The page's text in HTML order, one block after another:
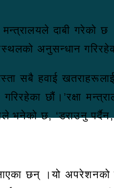
दाबी गरेको
अनुसन्धान
सबै हवाई
छौं।’रक्षा
भनेको छ, ‘डराउनु
छन् ।यो